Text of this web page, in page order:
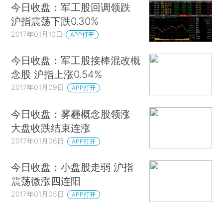
今日收盘：军工股回调领跌
沪指震荡下跌0.30%
2017年01月10日 APP打开
今日收盘：军工股接棒混改概
念股 沪指上涨0.54%
2017年01月09日 APP打开
今日收盘：雾霾概念股领涨
大盘收跌结束连涨
2017年01月06日 APP打开
今日收盘：小盘股走弱 沪指
震荡微涨四连阳
2017年01月05日 APP打开